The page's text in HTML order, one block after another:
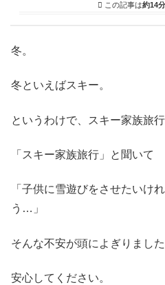
この記事は約14分
冬。
冬といえばスキー。
というわけで、スキー家族旅
「スキー家族旅行」と聞いて
「子供に雪遊びをさせたいけ
う…」
そんな不安が頭によぎりました
安心してください。